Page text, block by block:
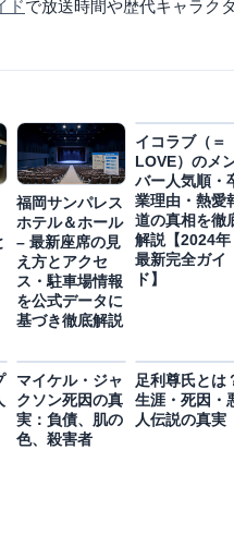
ドで放送時間や歴代キャラク
福岡サンパレス
ホテル＆ホール
– 最新座席の見
え方とアクセ
ス・駐車場情報
を公式データに
基づき徹底解説
イコラブ（＝
LOVE）のメ
バー人気順・
業理由・熱愛
道の真相を徹
解説【2024年
最新完全ガイ
ド】
マイケル・ジャ
クソン死因の真
実：負債、肌の
色、殺害者
足利尊氏とは
生涯・死因・
人伝説の真実